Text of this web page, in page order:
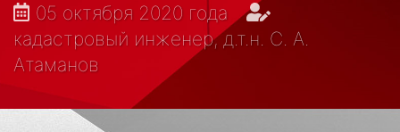
05 октября 2020 года
кадастровый инженер, д.т.н. С. А.
Атаманов